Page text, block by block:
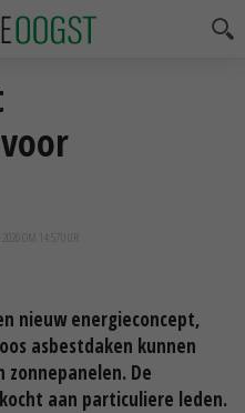
2020 OM 14:57
nieuw energieconcept,
asbestdaken kunnen
De
aan particuliere leden.